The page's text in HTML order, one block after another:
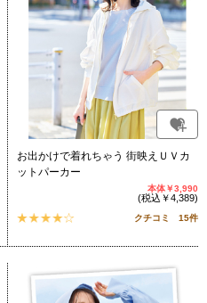
お出かけで着れちゃう 街映えＵＶカ
ットパーカー
本体￥3,990
(税込￥4,389)
クチコミ 15件